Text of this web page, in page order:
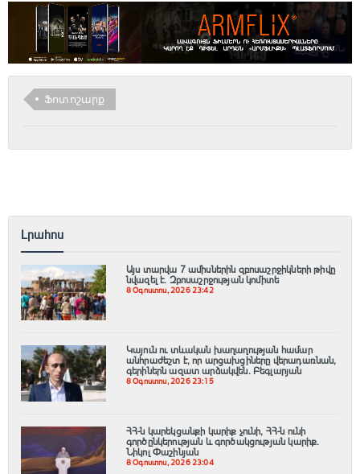
Ֆոտոշարք
Լրահոս
Այս տարվա 7 ամիսներին զբոսաշրջիկների թիվը
նվազել է. Զբոսաշրջության կոմիտե
8 Օգոստոս, 2026 23:42
Կայուն ու տևական խաղաղության համար
անհրաժեշտ է, որ արցախցիները վերադառնան,
գերիներն ազատ արձակվեն․ Բեգլարյան
8 Օգոստոս, 2026 23:15
ՀՀ-ն կարեկցանքի կարիք չունի, ՀՀ-ն ունի
գործընկերության և գործակցության կարիք․
Նիկոլ Փաշինյան
8 Օգոստոս, 2026 23:04